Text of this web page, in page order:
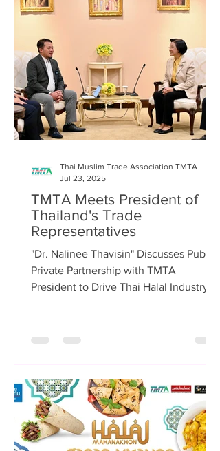
TMTA Meets President of
Thailand's Trade
Representatives
"Dr. Nalinee Thavisin" Discusses Public-
Private Partnership with TMTA
President to Drive Thai Halal Industry to
Thai Muslim Trade Association TMTA
Jul 23, 2025